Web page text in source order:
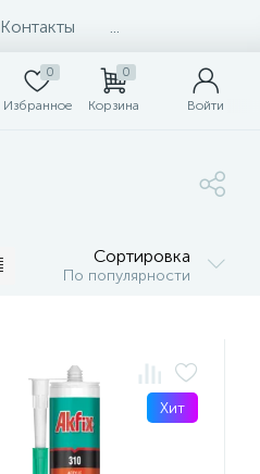
Контакты
0
Избранное
0
Корзина Войти
Сортировка
По популярности
Хит